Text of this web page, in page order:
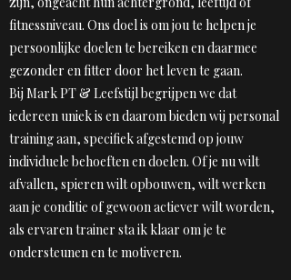
fitnessniveau. Ons doel is om jou te helpen je
persoonlijke doelen te bereiken en daarmee
gezonder en fitter door het leven te gaan.
Bij Mark PT & Leefstijl begrijpen we dat
iedereen uniek is en daarom bieden wij personal
training aan, specifiek afgestemd op jouw
individuele behoeften en doelen. Of je nu wilt
afvallen, spieren wilt opbouwen, wilt werken
aan je conditie of gewoon actiever wilt worden,
als ervaren trainer sta ik klaar om je te
ondersteunen en te motiveren.